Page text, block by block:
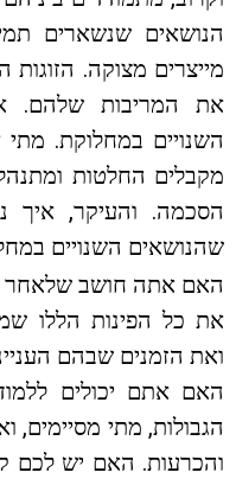
הנושאים שנשארים
מייצרים מצוקה.
את המריבות שלהם.
השנויים במחלוקת. מתי
מקבלים החלטות
הסכמה. והעיקר, איך
שהנושאים השנויים
האם אתה חושב שלאחר
את כל הפינות הללו
ואת הזמנים שבהם
האם אתם יכולים
הגבולות, מתי מסיימים,
והכרעות. האם יש לכם